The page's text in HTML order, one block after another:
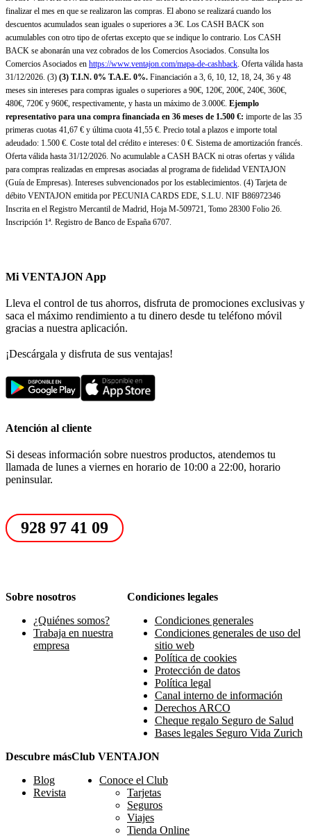
finalizar el mes en que se realizaron las compras. El abono se realizará cuando los
descuentos acumulados sean iguales o superiores a 3€. Los CASH BACK son
acumulables con otro tipo de ofertas excepto que se indique lo contrario. Los CASH
BACK se abonarán una vez cobrados de los Comercios Asociados. Consulta los
Comercios Asociados en https://www.ventajon.com/mapa-de-cashback. Oferta válida hasta
31/12/2026. (3) (3) T.I.N. 0% T.A.E. 0%. Financiación a 3, 6, 10, 12, 18, 24, 36 y 48
meses sin intereses para compras iguales o superiores a 90€, 120€, 200€, 240€, 360€,
480€, 720€ y 960€, respectivamente, y hasta un máximo de 3.000€. Ejemplo
representativo para una compra financiada en 36 meses de 1.500 €: importe de las 35
primeras cuotas 41,67 € y última cuota 41,55 €. Precio total a plazos e importe total
adeudado: 1.500 €. Coste total del crédito e intereses: 0 €. Sistema de amortización francés.
Oferta válida hasta 31/12/2026. No acumulable a CASH BACK ni otras ofertas y válida
para compras realizadas en empresas asociadas al programa de fidelidad VENTAJON
(Guía de Empresas). Intereses subvencionados por los establecimientos. (4) Tarjeta de
débito VENTAJON emitida por PECUNIA CARDS EDE, S.L.U. NIF B86972346
Inscrita en el Registro Mercantil de Madrid, Hoja M-509721, Tomo 28300 Folio 26.
Inscripción 1ª. Registro de Banco de España 6707.
Mi VENTAJON App
Lleva el control de tus ahorros, disfruta de promociones exclusivas y
saca el máximo rendimiento a tu dinero desde tu teléfono móvil
gracias a nuestra aplicación.
¡Descárgala y disfruta de sus ventajas!
Atención al cliente
Si deseas información sobre nuestros productos, atendemos tu
llamada de lunes a viernes en horario de 10:00 a 22:00, horario
peninsular.
928 97 41 09
Sobre nosotros
¿Quiénes somos?
Trabaja en nuestra
empresa
Condiciones legales
Condiciones generales
Condiciones generales de uso del
sitio web
Política de cookies
Protección de datos
Política legal
Canal interno de información
Derechos ARCO
Cheque regalo Seguro de Salud
Bases legales Seguro Vida Zurich
Descubre más
Blog
Revista
Club VENTAJON
Conoce el Club
Tarjetas
Seguros
Viajes
Tienda Online